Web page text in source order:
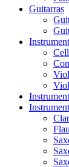
Guitarras